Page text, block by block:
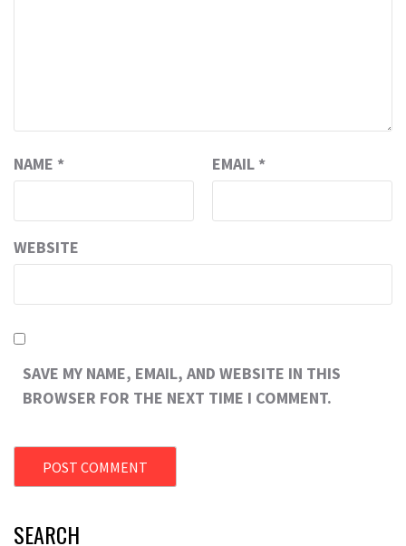
NAME * EMAIL *
WEBSITE
SAVE MY NAME, EMAIL, AND WEBSITE IN THIS
BROWSER FOR THE NEXT TIME I COMMENT.
SEARCH